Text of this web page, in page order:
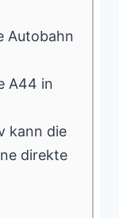
Autobahn
A44 in
kann die
direkte